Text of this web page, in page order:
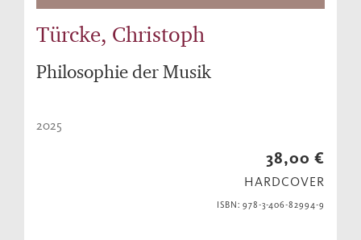
Türcke, Christoph
Philosophie der Musik
2025
38,00 €
HARDCOVER
ISBN: 978-3-406-82994-9